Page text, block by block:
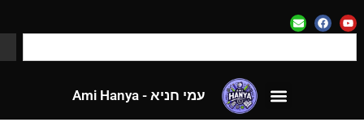
עמי חניא - Ami Hanya